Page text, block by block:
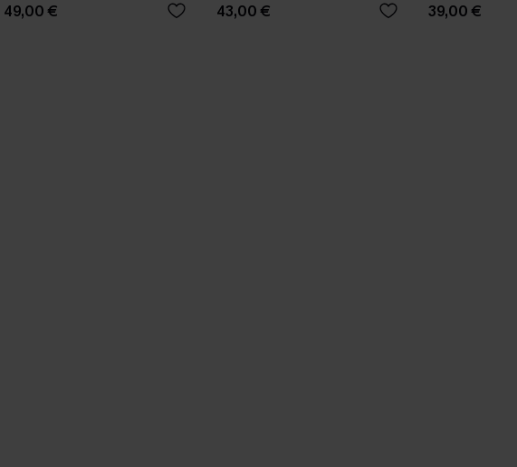
49,00 € 43,00 € 39,00 €